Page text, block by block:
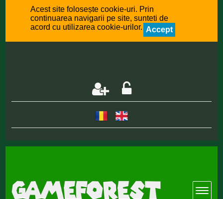
Acest site folosește cookie-uri. Prin
continuarea navigarii pe site, sunteti de
acord cu utilizarea cookie-urilor. Accept